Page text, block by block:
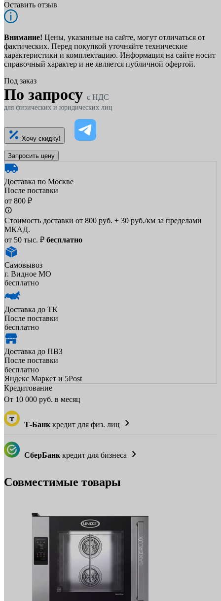
Оставить отзыв
Внимание! Цены, указанные на сайте, могут отличаться от
фактических. Перед покупкой уточняйте технические
характеристики и комплектацию. Информация на сайте носит
справочный характер и не является публичной офертой.
Под заказ
По запросу c НДС
для физических и юридических лиц
Хочу скидку!
Запросить цену
Доставка по Москве
После поставки
от 800 ₽
Стоимость доставки от 800 руб. + 30 руб./км за пределами
МКАД.
от 50 тыс. ₽ бесплатно
Самовывоз
г. Видное МО
бесплатно
Доставка до ТК
После поставки
бесплатно
Доставка до ПВЗ
После поставки
бесплатно
Яндекс Маркет и 5Post
Кредитование
От 10 000 руб. в месяц
Т-Банк кредит для физ. лиц
СберБанк кредит для бизнеса
Совместимые товары